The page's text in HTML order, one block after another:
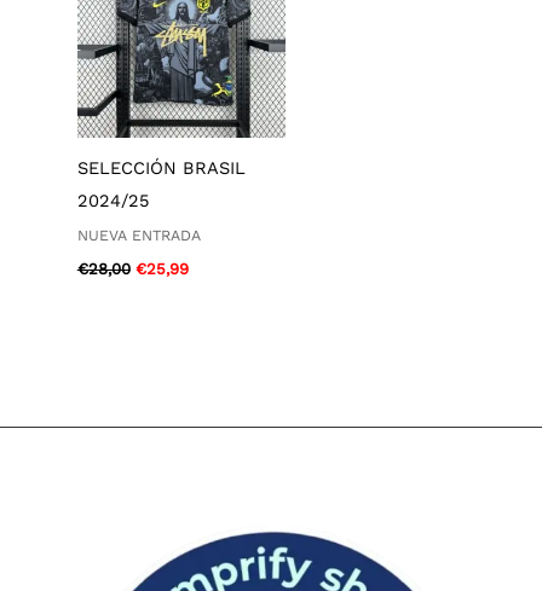
SELECCIÓN BRASIL
2024/25
NUEVA ENTRADA
€28,00 €25,99